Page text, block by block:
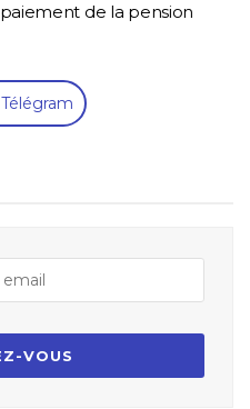
de la pension